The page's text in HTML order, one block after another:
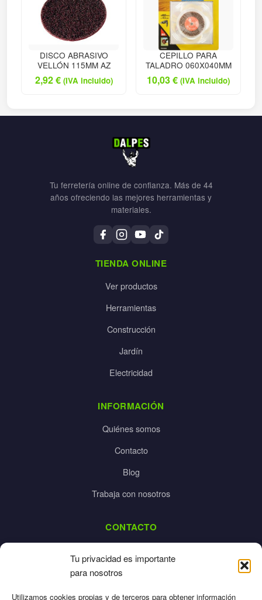
Tu privacidad es importante
para nosotros
Utilizamos cookies propias y de terceros para obtener información
DISCO ABRASIVO
VELLÓN 115MM AZ
2,92€ (IVA incluido)
CEPILLO PARA
TALADRO 060X040MM
10,03€ (IVA incluido)
Tu ferretería online de confianza. Más de 44
años ofreciendo las mejores herramientas y
materiales.
TIENDA ONLINE
Ver productos
Herramientas
Construcción
Jardín
Electricidad
INFORMACIÓN
Quiénes somos
Contacto
Blog
Trabaja con nosotros
CONTACTO
925 532 213